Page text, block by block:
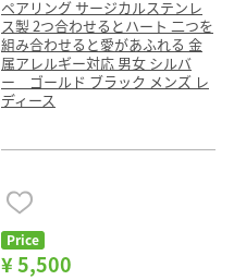
ペアリング サージカルステンレ
ス製 2つ合わせるとハート 二つを
組み合わせると愛があふれる 金
属アレルギー対応 男女 シルバ
ー ゴールド ブラック メンズ レ
ディース
Price
¥ 5,500